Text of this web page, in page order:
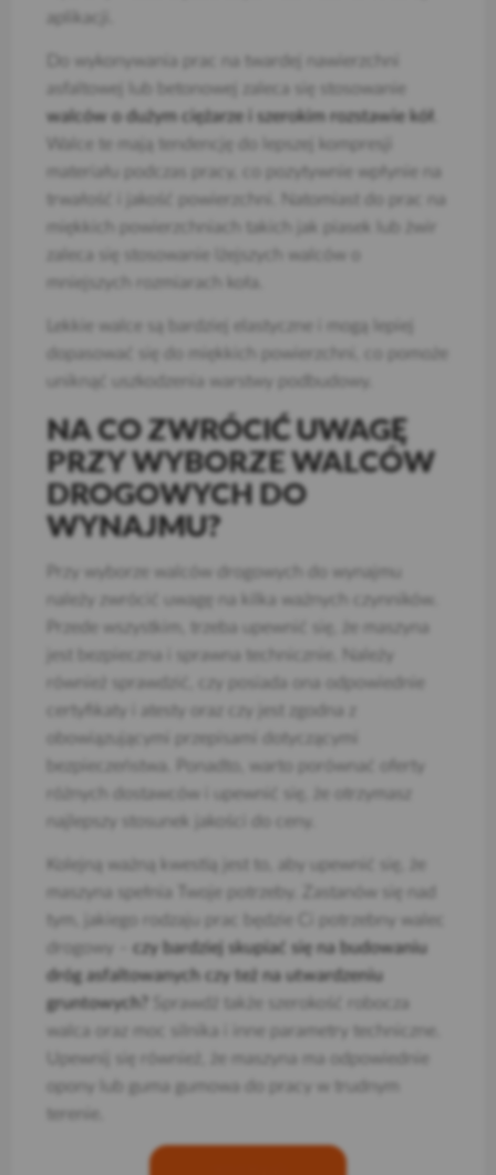
aplikacji.
Do wykonywania prac na twardej nawierzchni
asfaltowej lub betonowej zaleca się stosowanie
walców o dużym ciężarze i szerokim rozstawie kół
materiału podczas pracy, co pozytywnie wpłynie na
trwałość i jakość powierzchni. Natomiast do prac na
miękkich powierzchniach takich jak piasek lub żwir
zaleca się stosowanie lżejszych walców o
mniejszych rozmiarach koła.
Lekkie walce są bardziej elastyczne i mogą lepiej
dopasować się do miękkich powierzchni, co pomoże
uniknąć uszkodzenia warstwy podbudowy.
NA CO ZWRÓCIĆ UWAGĘ
PRZY WYBORZE WALCÓW
DROGOWYCH DO
WYNAJMU?
Przy wyborze walców drogowych do wynajmu
należy zwrócić uwagę na kilka ważnych czynników.
Przede wszystkim, trzeba upewnić się, że maszyna
jest bezpieczna i sprawna technicznie. Należy
również sprawdzić, czy posiada ona odpowiednie
obowiązującymi przepisami dotyczącymi
bezpieczeństwa. Ponadto, warto porównać oferty
różnych dostawców i upewnić się, że otrzymasz
najlepszy stosunek jakości do ceny.
Kolejną ważną kwestią jest to, aby upewnić się, że
maszyna spełnia Twoje potrzeby. Zastanów się nad
tym, jakiego rodzaju prac będzie Ci potrzebny walec
drogowy – czy bardziej skupiać się na budowaniu
dróg asfaltowanych czy też na utwardzeniu
gruntowych?
Sprawdź także szerokość robocza
walca oraz moc silnika i inne parametry techniczne.
Upewnij się również, że maszyna ma odpowiednie
opony lub guma gumowa do pracy w trudnym